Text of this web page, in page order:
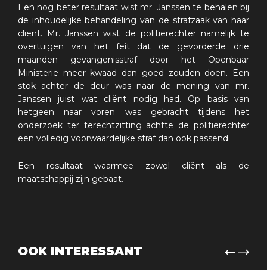
Een nog beter resultaat wist mr. Janssen te behalen bij
de inhoudelijke behandeling van de strafzaak van haar
cliënt. Mr. Janssen wist de politierechter namelijk te
overtuigen van het feit dat de gevorderde drie
maanden gevangenisstraf door het Openbaar
Ministerie meer kwaad dan goed zouden doen. Een
stok achter de deur was naar de mening van mr.
Janssen juist wat cliënt nodig had. Op basis van
hetgeen naar voren was gebracht tijdens het
onderzoek ter terechtzitting achtte de politierechter
een volledig voorwaardelijke straf dan ook passend.
Een resultaat waarmee zowel cliënt als de
maatschappij zijn gebaat.
OOK INTERESSANT